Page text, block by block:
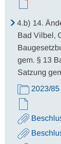
4.b) 14.
Bad Vilbel,
gem. § 13
Satzung
2023/85